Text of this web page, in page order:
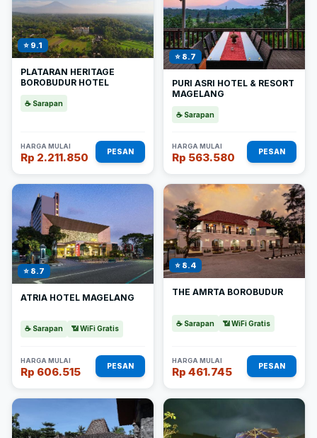
⭐ 9.1
PLATARAN HERITAGE
BOROBUDUR HOTEL
☕ Sarapan
HARGA MULAI
Rp 2.211.850 PESAN
⭐ 8.7
PURI ASRI HOTEL & RESORT
MAGELANG
☕ Sarapan
HARGA MULAI
Rp 563.580 PESAN
⭐ 8.7
ATRIA HOTEL MAGELANG
☕ Sarapan 📶 WiFi Gratis
HARGA MULAI
Rp 606.515 PESAN
⭐ 8.4
THE AMRTA BOROBUDUR
☕ Sarapan 📶 WiFi Gratis
HARGA MULAI
Rp 461.745 PESAN